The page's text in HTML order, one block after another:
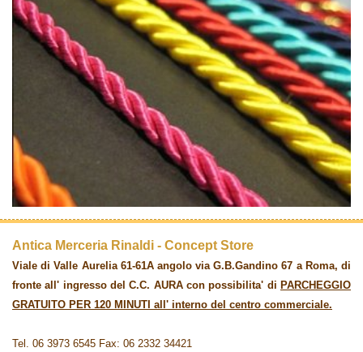
Antica Merceria Rinaldi - Concept Store
Viale di Valle Aurelia 61-61A angolo via G.B.Gandino 67 a Roma, di
fronte all' ingresso del C.C. AURA con possibilita' di PARCHEGGIO
GRATUITO PER 120 MINUTI all' interno del centro commerciale.
Tel. 06 3973 6545 Fax: 06 2332 34421